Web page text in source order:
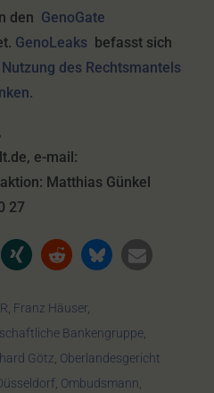
den GenoGate
GenoLeaks befasst sich
des Rechtsmantels
e-mail:
Matthias Günkel
27
, Franz Häuser,
Bankengruppe,
Götz, Oberlandesgericht
, Ombudsmann,